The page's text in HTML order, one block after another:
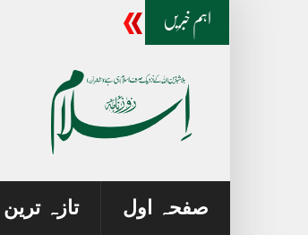
اہم خبریں
صفحہ اول تازہ ترین